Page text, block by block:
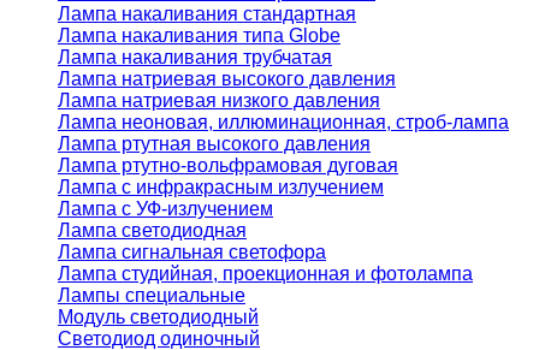
Лампа накаливания стандартная
Лампа накаливания типа Globe
Лампа накаливания трубчатая
Лампа натриевая высокого давления
Лампа натриевая низкого давления
Лампа неоновая, иллюминационная, строб-лампа
Лампа ртутная высокого давления
Лампа ртутно-вольфрамовая дуговая
Лампа с инфракрасным излучением
Лампа с УФ-излучением
Лампа светодиодная
Лампа сигнальная светофора
Лампа студийная, проекционная и фотолампа
Лампы специальные
Модуль светодиодный
Светодиод одиночный